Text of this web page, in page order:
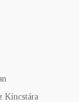
Kincstára